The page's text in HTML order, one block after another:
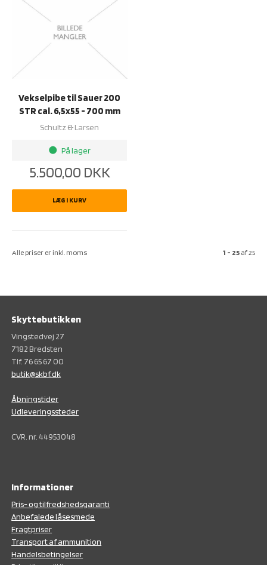
Vekselpibe til Sauer 200
STR cal. 6,5x55 - 700 mm
Schultz & Larsen
brightness_1 På lager
5.500,00 DKK
LÆG I KURV
Alle priser er inkl. moms 1 - 25 af25
Skyttebutikken
Vingstedvej 27
7182 Bredsten
Tlf. 76 65 67 00
butik@skbf.dk
Åbningstider
Udleveringssteder
CVR. nr. 44953048
Informationer
Pris- og tilfredshedsgaranti
Anbefalede låsesmede
Fragtpriser
Transport af ammunition
Handelsbetingelser